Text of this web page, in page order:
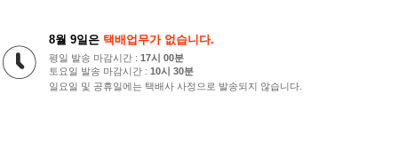
8월 9일은 택배업무가 없습니다.
평일 발송 마감시간 : 17시 00분
토요일 발송 마감시간 : 10시 30분
일요일 및 공휴일에는 택배사 사정으로 발송되지 않습니다.